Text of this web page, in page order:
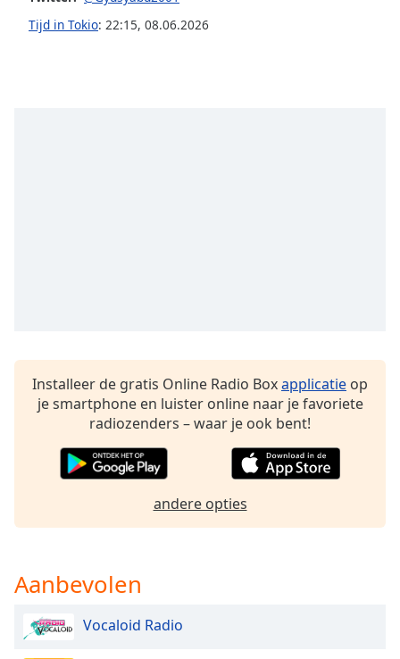
Opacity
Style
Close
End
dialog
window.
Tijd in Tokio: 22:15, 08.06.2026
Installeer de gratis Online Radio Boxapplicatie op
je smartphone en luister online naar je favoriete
radiozenders – waar je ook bent!
andere opties
Aanbevolen
Vocaloid Radio